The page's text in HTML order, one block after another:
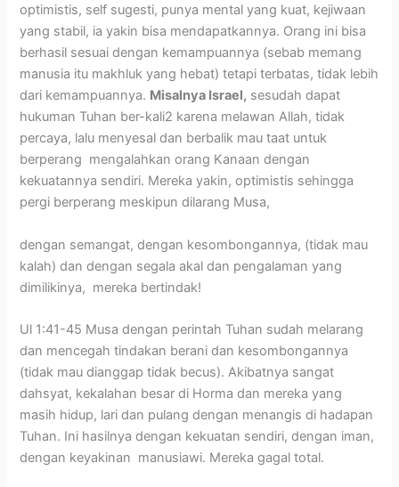
optimistis, self sugesti, punya mental yang kuat, kejiwaan
yang stabil, ia yakin bisa mendapatkannya. Orang ini bisa
berhasil sesuai dengan kemampuannya (sebab memang
manusia itu makhluk yang hebat) tetapi terbatas, tidak lebih
dari kemampuannya. Misalnya Israel, sesudah dapat
hukuman Tuhan ber-kali2 karena melawan Allah, tidak
percaya, lalu menyesal dan berbalik mau taat untuk
berperang mengalahkan orang Kanaan dengan
kekuatannya sendiri. Mereka yakin, optimistis sehingga
pergi berperang meskipun dilarang Musa,
dengan semangat, dengan kesombongannya, (tidak mau
kalah) dan dengan segala akal dan pengalaman yang
dimilikinya, mereka bertindak!
Ul 1:41-45 Musa dengan perintah Tuhan sudah melarang
dan mencegah tindakan berani dan kesombongannya
(tidak mau dianggap tidak becus). Akibatnya sangat
dahsyat, kekalahan besar di Horma dan mereka yang
masih hidup, lari dan pulang dengan menangis di hadapan
Tuhan. Ini hasilnya dengan kekuatan sendiri, dengan iman,
dengan keyakinan manusiawi. Mereka gagal total.